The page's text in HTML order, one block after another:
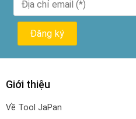
Giới thiệu
Về Tool JaPan